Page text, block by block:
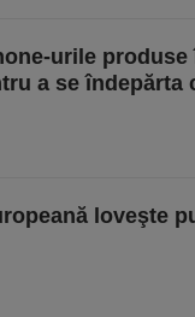
urile
a se îndepărta
loveşte